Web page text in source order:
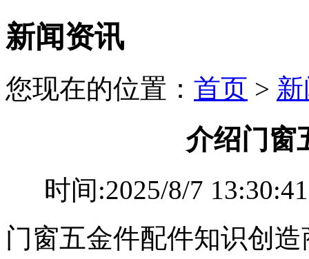
新闻资讯
您现在的位置： 首页 >
介绍门窗
时间:2025/8/7
门窗五金件配件知识创